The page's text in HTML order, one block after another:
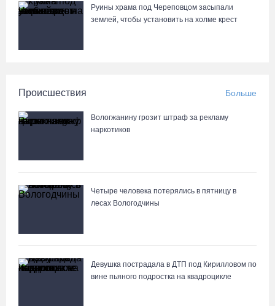
Руины храма под Череповцом засыпали
землей, чтобы установить на холме крест
Происшествия Больше
Вологжанину грозит штраф за рекламу
наркотиков
Четыре человека потерялись в пятницу в
лесах Вологодчины
Девушка пострадала в ДТП под Кирилловом по
вине пьяного подростка на квадроцикле